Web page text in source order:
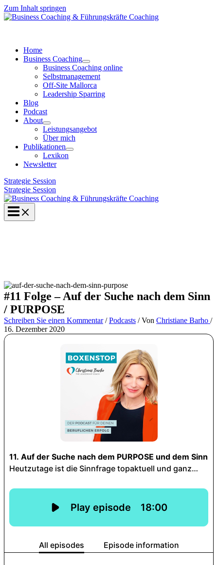
Zum Inhalt springen
Home
Business Coaching
Business Coaching online
Selbstmanagement
Off-Site Mallorca
Leadership Sparring
Blog
Podcast
About
Leistungsangebot
Über mich
Publikationen
Lexikon
Newsletter
Strategie Session
Strategie Session
#11 Folge – Auf der Suche nach dem Sinn
/ PURPOSE
Schreiben Sie einen Kommentar /Podcasts / Von Christiane Barho /
16. Dezember 2020